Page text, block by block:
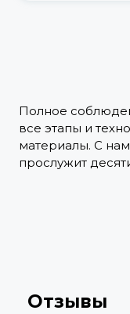
Полное
все этапы и
материалы. С
прослужит
Отзывы